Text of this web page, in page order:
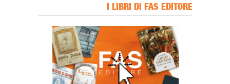
I LIBRI DI FAS EDITORE